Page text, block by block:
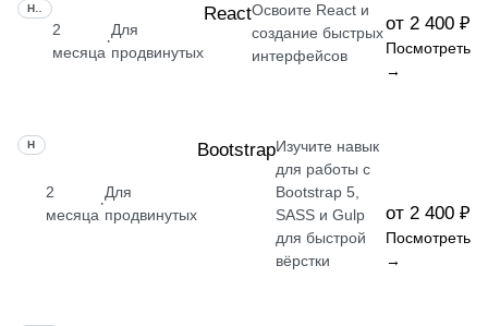
2
месяца
·
Для
продвинутых
ReactОсвоите React и
создание быстрых
интерфейсов
от 2 400 ₽
Посмотреть
→
НАВЫК
2
месяца
·
Для
продвинутых
BootstrapИзучите навык
для работы с
Bootstrap 5,
SASS и Gulp
для быстрой
вёрстки
от 2 400 ₽
Посмотреть
→